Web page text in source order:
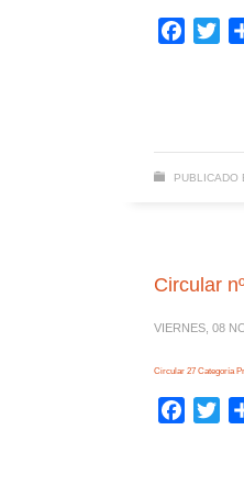
PUBLICADO
Circular
VIERNES, 08
Circular 27 Categoría